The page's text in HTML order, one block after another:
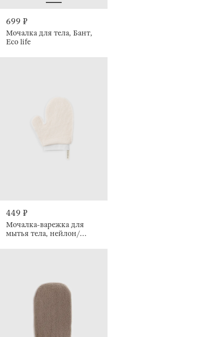
699 ₽
Мочалка для тела, Бант,
Eco life
449 ₽
Мочалка-варежка для
мытья тела, нейлон/